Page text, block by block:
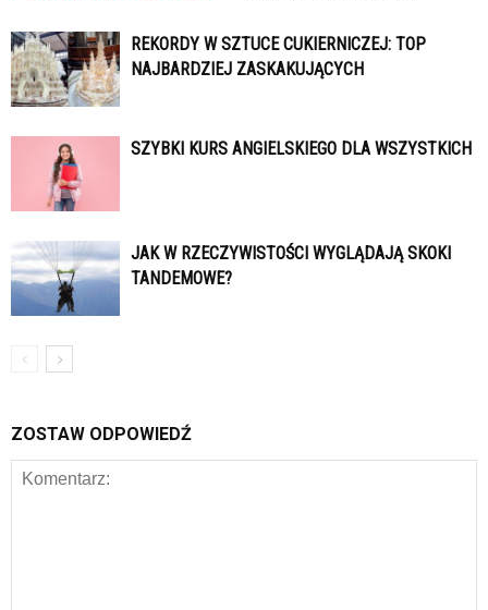
REKORDY W SZTUCE CUKIERNICZEJ: TOP
NAJBARDZIEJ ZASKAKUJĄCYCH
SZYBKI KURS ANGIELSKIEGO DLA WSZYSTKICH
JAK W RZECZYWISTOŚCI WYGLĄDAJĄ SKOKI
TANDEMOWE?
ZOSTAW ODPOWIEDŹ